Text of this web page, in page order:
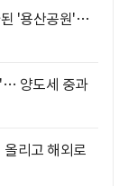
된 '용산공원'…
양도세 중과
리고 해외로